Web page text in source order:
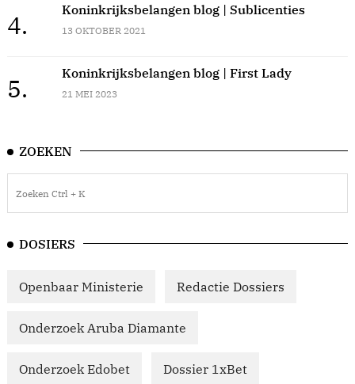
4.
Koninkrijksbelangen blog | Sublicenties
13 OKTOBER 2021
5.
Koninkrijksbelangen blog | First Lady
21 MEI 2023
ZOEKEN
DOSIERS
Openbaar Ministerie Redactie Dossiers
Onderzoek Aruba Diamante
Onderzoek Edobet Dossier 1xBet